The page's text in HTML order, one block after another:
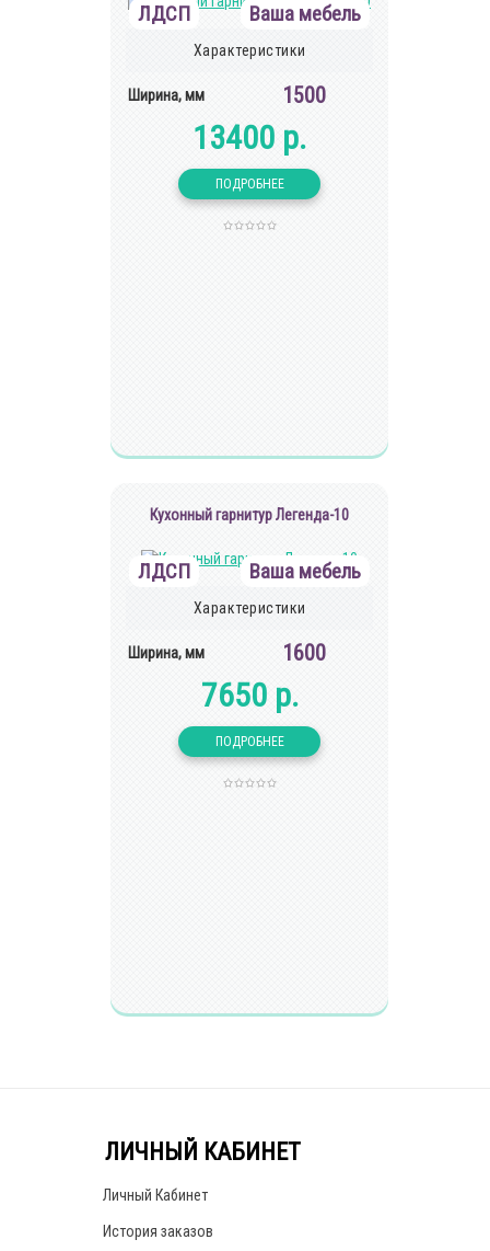
ЛДСП Ваша мебель
Характеристики
Ширина, мм 1500
13400 р.
Кухонный гарнитур Легенда-10
ЛДСП Ваша мебель
Характеристики
Ширина, мм 1600
7650 р.
ЛИЧНЫЙ КАБИНЕТ
Личный Кабинет
История заказов